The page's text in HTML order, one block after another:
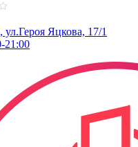
ул.Героя Яцкова, 17/1
21:00